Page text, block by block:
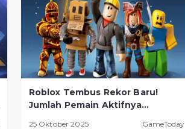
Roblox Tembus Rekor Baru!
Jumlah Pemain Aktifnya
25 Oktober 2025 GameToday